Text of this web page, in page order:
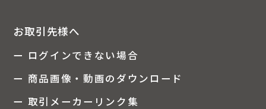
お取引先様へ
ー ログインできない場合
ー 商品画像・動画のダウンロード
ー 取引メーカーリンク集